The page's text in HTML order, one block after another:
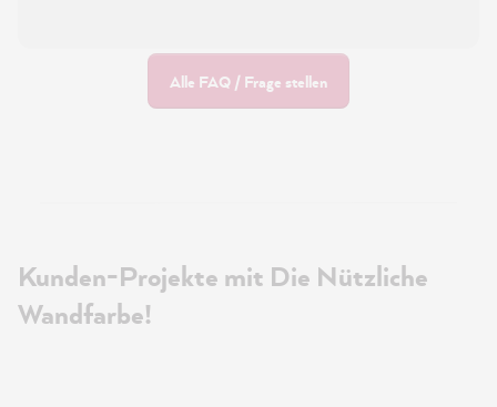
Alle FAQ / Frage stellen
Kunden-Projekte mit Die Nützliche
Wandfarbe!